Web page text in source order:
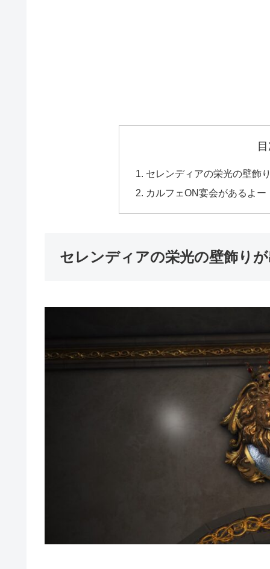
セレンディアの栄光の壁飾
カルフェON宴会があるよー
セレンディアの栄光の壁飾り